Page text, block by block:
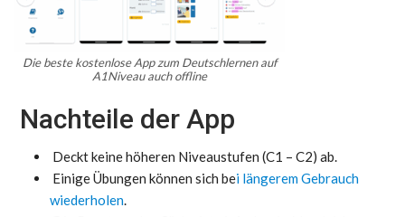
Die beste kostenlose App zum Deutschlernen auf
A1Niveau auch offline
Nachteile der App
Deckt keine höheren Niveaustufen (C1 – C2) ab.
Einige Übungen können sich bei längerem Gebrauch
wiederholen.